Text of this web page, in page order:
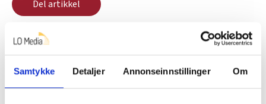
Samtykke Detaljer Annonseinnstillinger Om
Del artikkel
Nå:4stillingsannonser